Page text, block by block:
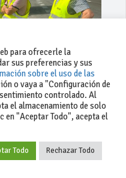
84 0 0
mejoras en la
para ofrecerle la
sus preferencias y sus
sobre el uso de las
o vaya a "Configuración de
controlado. Al
el almacenamiento de solo
en "Aceptar Todo", acepta el
Todo Rechazar Todo